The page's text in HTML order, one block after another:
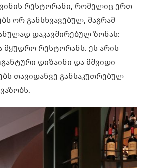
რესტორანი, რომელიც ერთ
ორ განსხვავებულ, მაგრამ
დაკავშირებულ ზონას:
მყუდრო რესტორანს. ეს არის
დიზაინი და მშვიდი
თავიდანვე განსაკუთრებულ